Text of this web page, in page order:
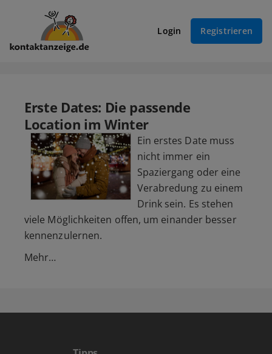
Login Registrieren
Erste Dates: Die passende
Location im Winter
Ein erstes Date muss
nicht immer ein
Spaziergang oder eine
Verabredung zu einem
Drink sein. Es stehen
viele Möglichkeiten offen, um einander besser
kennenzulernen.
Mehr…